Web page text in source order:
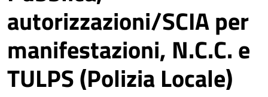
autorizzazioni/SCIA per
manifestazioni, N.C.C. e
TULPS (Polizia Locale)